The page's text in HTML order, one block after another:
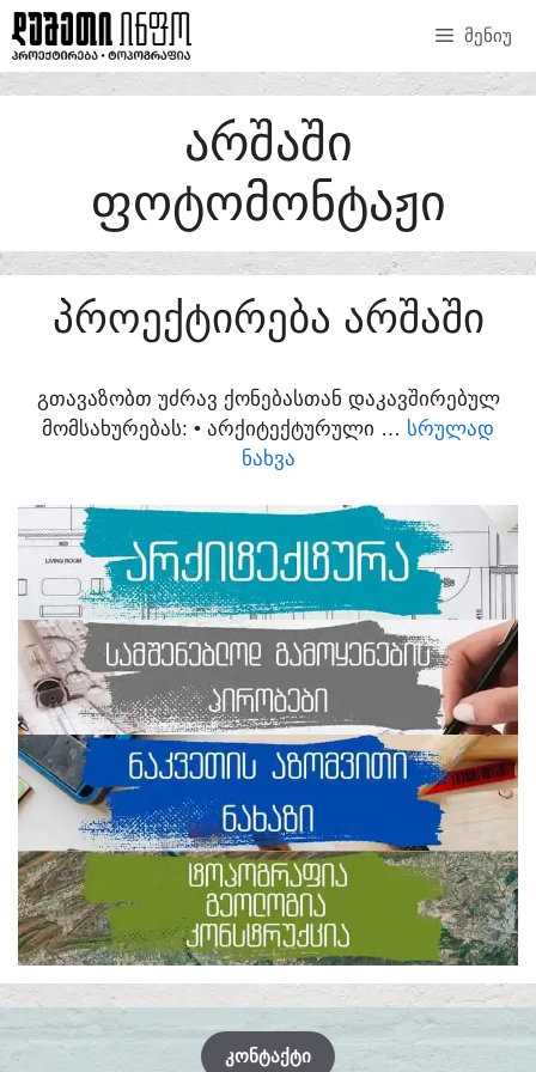
SKIP
TO
CONTENT
ᲛᲔᲜᲘᲣ
ᲐᲠᲨᲐᲨᲘ
ᲤᲝᲢᲝᲛᲝᲜᲢᲐᲟᲘ
ᲞᲠᲝᲔᲥᲢᲘᲠᲔᲑᲐ ᲐᲠᲨᲐᲨᲘ
ᲒᲗᲐᲕᲐᲖᲝᲑᲗ ᲣᲫᲠᲐᲕ ᲥᲝᲜᲔᲑᲐᲡᲗᲐᲜ ᲓᲐᲙᲐᲕᲨᲘᲠᲔᲑᲣᲚ
ᲛᲝᲛᲡᲐᲮᲣᲠᲔᲑᲐᲡ:​ • ᲐᲠᲥᲘᲢᲔᲥᲢᲣᲠᲣᲚᲘ … ᲡᲠᲣᲚᲐᲓ
ᲜᲐᲮᲕᲐ
ᲙᲝᲜᲢᲐᲥᲢᲘ